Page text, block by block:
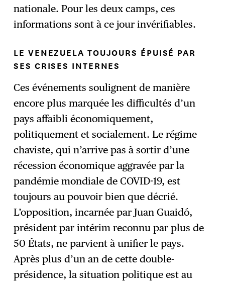
nationale. Pour les deux camps, ces
informations sont à ce jour invérifiables.
LE VENEZUELA TOUJOURS ÉPUISÉ PAR
SES CRISES INTERNES
Ces événements soulignent de manière
encore plus marquée les difficultés d’un
pays affaibli économiquement,
politiquement et socialement. Le régime
chaviste, qui n’arrive pas à sortir d’une
récession économique aggravée par la
pandémie mondiale de COVID-19, est
toujours au pouvoir bien que décrié.
L’opposition, incarnée par Juan Guaidó,
président par intérim reconnu par plus de
50 États, ne parvient à unifier le pays.
Après plus d’un an de cette double-
présidence, la situation politique est au